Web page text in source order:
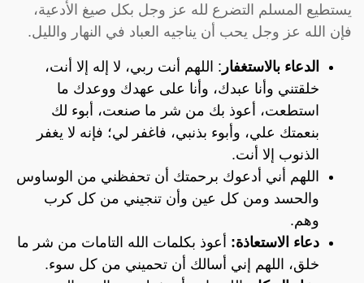
يستطيع المسلم التضرع لله عز وجل بكل صيغ الأدعية،
فإن الله عز وجل يحب أن يناجيه العباد في النهار والليل.
الدعاء بالاستغفار : اللهم أنت ربي، لا إله إلا أنت،
خلقتني وأنا عبدك، وأنا على عهدك ووعدك ما
استطعت، أعوذ بك من شر ما صنعت، أبوء لك
بنعمتك علي، وأبوء بذنبي، فاغفر لي؛ فإنه لا يغفر
الذنوب إلا أنت.
اللهم أني أدعوك برحمتك أن تحفظني من الوساوس
والحسد ومن كل عين وأن تنجيني من كل كرب
وهم.
دعاء الاستعاذة: أعوذ بكلمات الله التامات من شر ما
خلق، اللهم إني أسالك أن تحميني من كل سوء.